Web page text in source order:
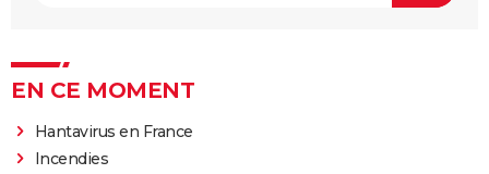
EN CE MOMENT
Hantavirus en France
Incendies